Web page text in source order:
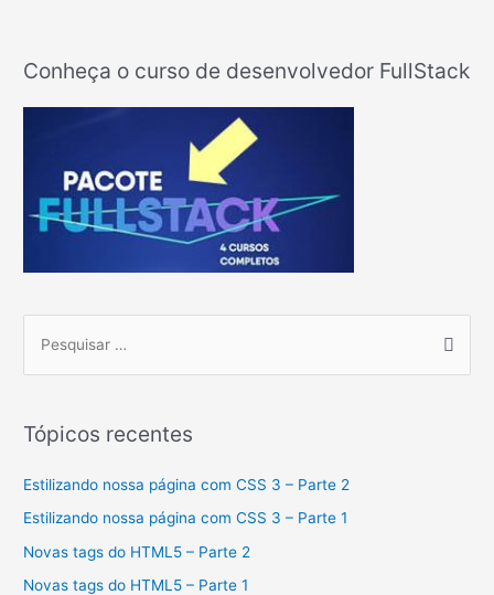
Conheça o curso de desenvolvedor FullStack
u
i
Tópicos recentes
Estilizando nossa página com CSS 3 – Parte 2
Estilizando nossa página com CSS 3 – Parte 1
Novas tags do HTML5 – Parte 2
Novas tags do HTML5 – Parte 1